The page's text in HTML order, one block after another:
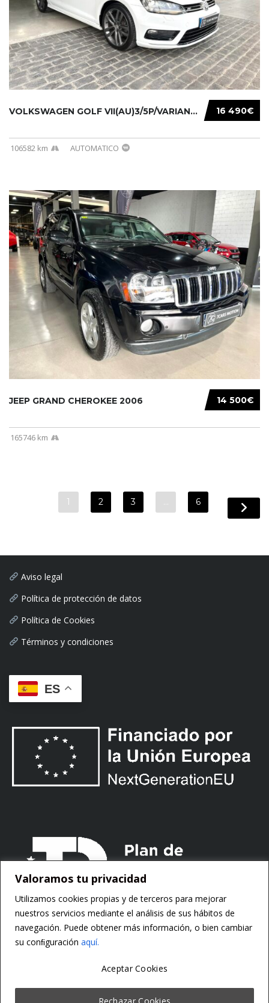
Valoramos tu privacidad
Utilizamos cookies propias y de terceros para mejorar
nuestros servicios mediante el análisis de sus hábitos de
navegación. Puede obtener más información, o bien cambiar
su conﬁguración aquí.
Rechazar Cookies
Aceptar Cookies
16 490€
VOLKSWAGEN GOLF VII(AU)3/5P/VARIANT(12-16 20...
106582 km AUTOMATICO
14 500€
JEEP GRAND CHEROKEE 2006
165746 km
1 2 3 … 6
Aviso legal
Política de protección de datos
Política de Cookies
Términos y condiciones
ES